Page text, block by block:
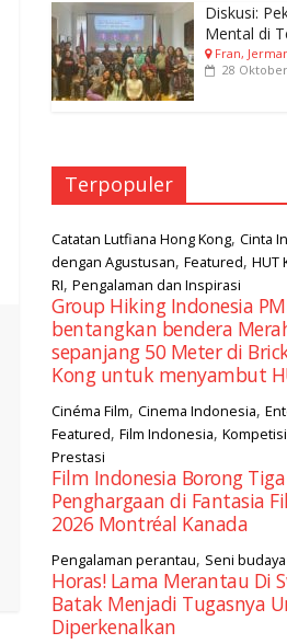
Diskusi:
Mental di
Fran,
28
Terpopuler
Catatan Lutfiana Hong Kong, Cinta
dengan Agustusan, Featured, HUT
RI, Pengalaman dan Inspirasi
Group Hiking Indonesia
bentangkan bendera
sepanjang 50 Meter di
Kong untuk menyambut
Cinéma Film, Cinema Indonesia,
Featured, Film Indonesia, Kompetisi
Prestasi
Film Indonesia Borong Tiga
Penghargaan di Fantasia
2026 Montréal Kanada
Pengalaman perantau, Seni budaya
Horas! Lama Merantau Di
Batak Menjadi Tugasnya
Diperkenalkan